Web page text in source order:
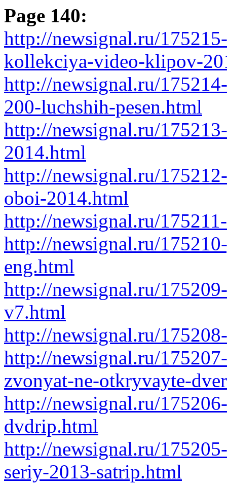
Page 140:
http://newsignal.ru/
kollekciya-video-klipov-
http://newsignal.ru/
200-luchshih-pesen.html
http://newsignal.ru/
2014.html
http://newsignal.ru/
oboi-2014.html
http://newsignal.ru/
http://newsignal.ru/
eng.html
http://newsignal.ru/
v7.html
http://newsignal.ru/
http://newsignal.ru/
zvonyat-ne-otkryvayte-
http://newsignal.ru/
dvdrip.html
http://newsignal.ru/
seriy-2013-satrip.html